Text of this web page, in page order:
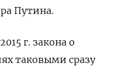
Путина.
г. закона о
таковыми сразу